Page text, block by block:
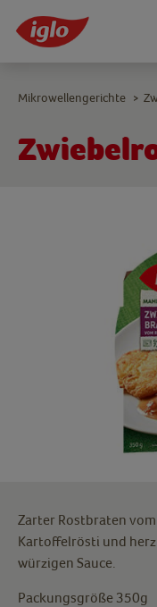
Mikrowellengerichte >
Zarter Rostbraten
Kartoffelrösti und
würzigen Sauce.
Packungsgröße 350g